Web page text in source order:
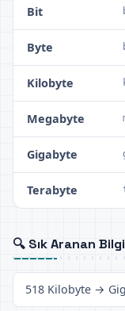
Bit
Byte
Kilobyte
Megabyte
Gigabyte
Terabyte
🔍 Sık Aranan
518 Kilobyte →